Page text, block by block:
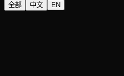
全部
中文 EN